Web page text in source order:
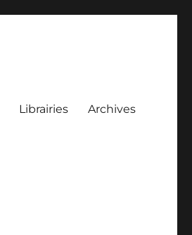
Librairies Archives